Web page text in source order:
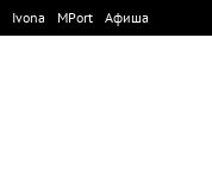
Ivona MPort Афиша